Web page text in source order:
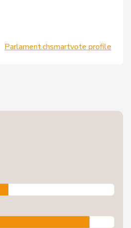
Parlament.chsmartvote profile